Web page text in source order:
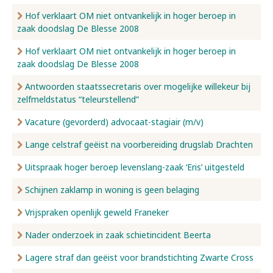
Hof verklaart OM niet ontvankelijk in hoger beroep in
zaak doodslag De Blesse 2008
Hof verklaart OM niet ontvankelijk in hoger beroep in
zaak doodslag De Blesse 2008
Antwoorden staatssecretaris over mogelijke willekeur bij
zelfmeldstatus “teleurstellend”
Vacature (gevorderd) advocaat-stagiair (m/v)
Lange celstraf geëist na voorbereiding drugslab Drachten
Uitspraak hoger beroep levenslang-zaak ‘Eris’ uitgesteld
Schijnen zaklamp in woning is geen belaging
Vrijspraken openlijk geweld Franeker
Nader onderzoek in zaak schietincident Beerta
Lagere straf dan geëist voor brandstichting Zwarte Cross